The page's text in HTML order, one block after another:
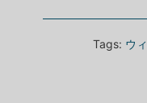
Tags: ウ